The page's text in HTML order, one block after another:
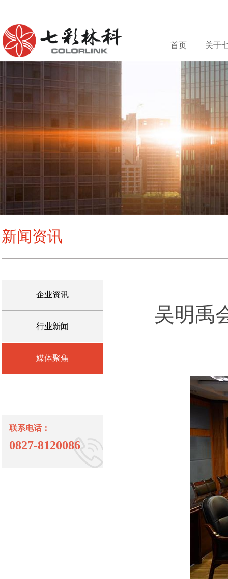
首页 关于
新闻资讯
企业资讯
行业新闻
媒体聚焦
联系电话：
0827-8120086
吴明禹